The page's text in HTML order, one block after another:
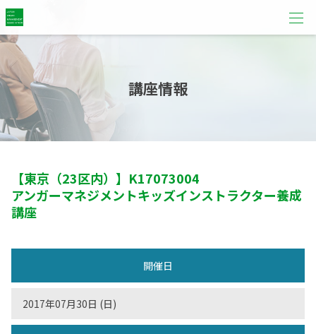
講座情報
【東京（23区内）】 K17073004
アンガーマネジメントキッズインストラクター養成
講座
開催日
2017年07月30日 (日)